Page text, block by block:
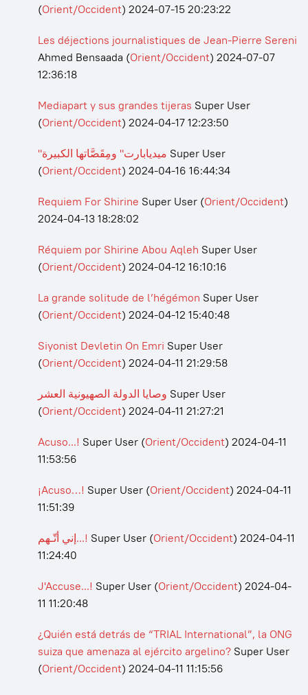
(Orient/Occident) 2024-07-15 20:23:22
Les déjections journalistiques de Jean-Pierre Sereni
Ahmed Bensaada (Orient/Occident) 2024-07-07
12:36:18
Mediapart y sus grandes tijeras Super User
(Orient/Occident) 2024-04-17 12:23:50
"ميديابارت" ومِقَصَّاتها الكبيرة Super User
(Orient/Occident) 2024-04-16 16:44:34
Requiem For Shirine Super User (Orient/Occident)
2024-04-13 18:28:02
Réquiem por Shirine Abou Aqleh Super User
(Orient/Occident) 2024-04-12 16:10:16
La grande solitude de l’hégémon Super User
(Orient/Occident) 2024-04-12 15:40:48
Siyonist Devletin On Emri Super User
(Orient/Occident) 2024-04-11 21:29:58
وصايا الدولة الصهيونية العشر Super User
(Orient/Occident) 2024-04-11 21:27:21
Acuso...! Super User (Orient/Occident) 2024-04-11
11:53:56
¡Acuso…! Super User (Orient/Occident) 2024-04-11
11:51:39
إني أتّـهم...! Super User (Orient/Occident) 2024-04-11
11:24:40
J'Accuse...! Super User (Orient/Occident) 2024-04-
11 11:20:48
¿Quién está detrás de “TRIAL International”, la ONG
suiza que amenaza al ejército argelino? Super User
(Orient/Occident) 2024-04-11 11:15:56